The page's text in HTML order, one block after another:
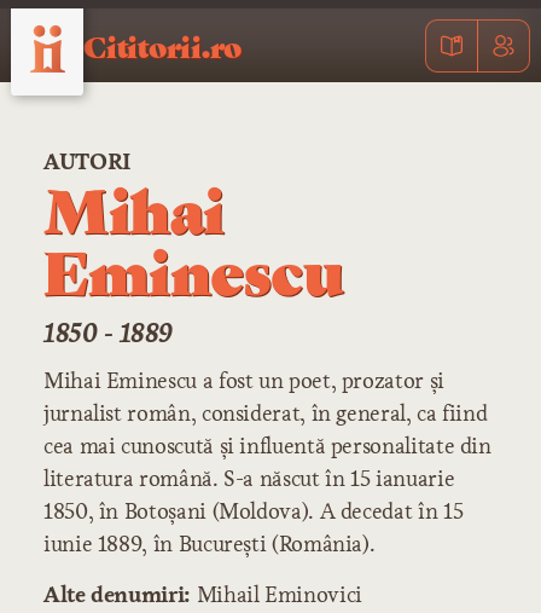
Cititorii.ro
AUTORI
Mihai
Eminescu
1850 - 1889
Mihai Eminescu a fost un poet, prozator și
jurnalist român, considerat, în general, ca fiind
cea mai cunoscută și influentă personalitate din
literatura română. S-a născut în 15 ianuarie
1850, în Botoșani (Moldova). A decedat în 15
iunie 1889, în București (România).
Alte denumiri: Mihail Eminovici